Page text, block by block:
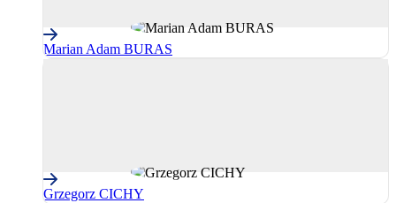
Marian Adam BURAS
Grzegorz CICHY